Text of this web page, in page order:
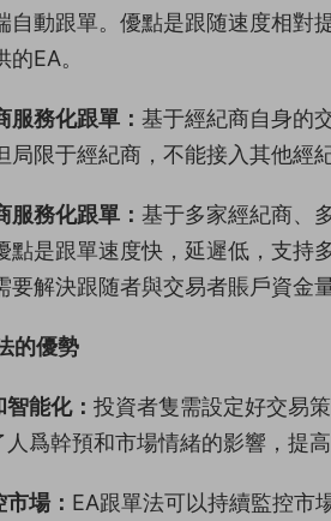
自動跟單。優點是跟随速度相對
的EA。
服務化跟單： 基于經紀商自身的
局限于經紀商，不能接入其他經
服務化跟單： 基于多家經紀商、
點是跟單速度快，延遲低，支持
要解決跟随者與交易者賬戶資金
的優勢
能化： 投資者隻需設定好交易
爲幹預和市場情緒的影響，提
場： EA跟單法可以持續監控市